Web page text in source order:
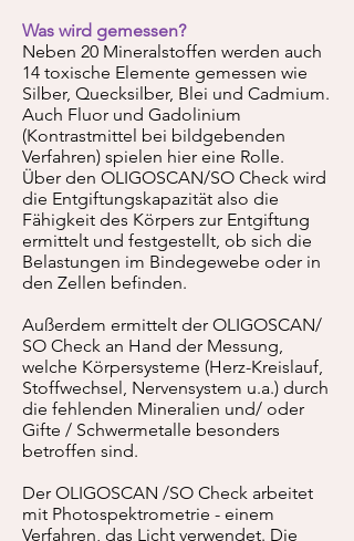
Was wird gemessen?
Neben 20 Mineralstoffen werden auch
14 toxische Elemente gemessen wie
Silber, Quecksilber, Blei und Cadmium.
Auch Fluor und Gadolinium
(Kontrastmittel bei bildgebenden
Verfahren) spielen hier eine Rolle.
Über den OLIGOSCAN/SO Check wird
die Entgiftungskapazität also die
Fähigkeit des Körpers zur Entgiftung
ermittelt und festgestellt, ob sich die
Belastungen im Bindegewebe oder in
den Zellen befinden.
Außerdem ermittelt der OLIGOSCAN/
SO Check an Hand der Messung,
welche Körpersysteme (Herz-Kreislauf,
Stoffwechsel, Nervensystem u.a.) durch
die fehlenden Mineralien und/ oder
Gifte / Schwermetalle besonders
betroffen sind.
Der OLIGOSCAN /SO Check arbeitet
mit Photospektrometrie - einem
Verfahren, das Licht verwendet. Die